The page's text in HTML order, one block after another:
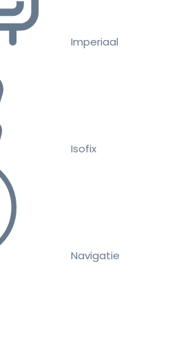
Imperiaal
Isofix
Navigatie